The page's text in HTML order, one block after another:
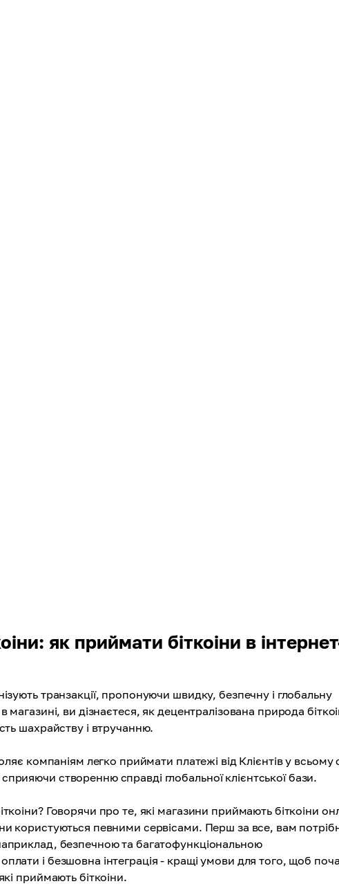
як приймати біткоіни в
транзакції, пропонуючи швидку, безпечну і глобальну
ви дізнаєтеся, як децентралізована природа
шахрайству і втручанню.
компаніям легко приймати платежі від Клієнтів у всьому
створенню справді глобальної клієнтської бази.
Говорячи про те, які магазини приймають біткоіни
користуються певними сервісами. Перш за все, вам
безпечною та багатофункціональною
і безшовна інтеграція - кращі умови для того, щоб
приймають біткоіни.